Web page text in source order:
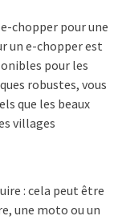
chopper pour une
un e-chopper est
pour les
robustes, vous
que les beaux
villages
: cela peut être
une moto ou un